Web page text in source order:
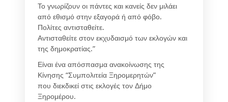
Το γνωρίζουν οι πάντες και κανείς δεν μιλάει
από εθισμό στην εξαγορά ή από φόβο.
Πολίτες αντισταθείτε.
Αντισταθείτε στον εκχυδαισμό των εκλογών και
της δημοκρατίας.”
Είναι ένα απόσπασμα ανακοίνωσης της
Κίνησης “Συμπολιτεία Ξηρομερητών”
που διεκδικεί στις εκλογές τον Δήμο
Ξηρομέρου.